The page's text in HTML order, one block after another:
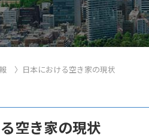
〉 日本における空き家の現状
空き家の現状